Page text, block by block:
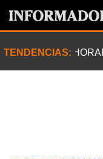
TENDENCIAS: